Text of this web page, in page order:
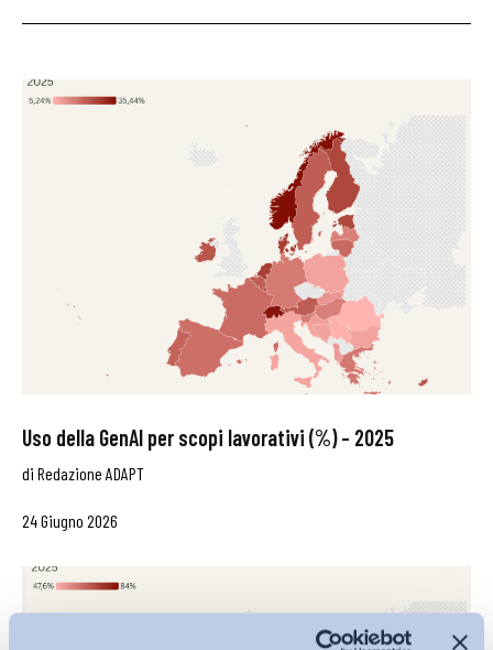
Uso della GenAI per scopi lavorativi (%) – 2025
di Redazione ADAPT
24 Giugno 2026